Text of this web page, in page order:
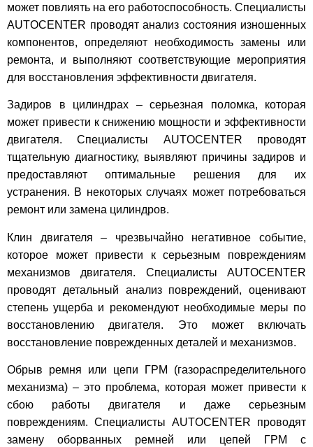
может повлиять на его работоспособность. Специалисты
AUTOCENTER проводят анализ состояния изношенных
компонентов, определяют необходимость замены или
ремонта, и выполняют соответствующие мероприятия
для восстановления эффективности двигателя.
Задиров в цилиндрах – серьезная поломка, которая
может привести к снижению мощности и эффективности
двигателя. Специалисты AUTOCENTER проводят
тщательную диагностику, выявляют причины задиров и
предоставляют оптимальные решения для их
устранения. В некоторых случаях может потребоваться
ремонт или замена цилиндров.
Клин двигателя – чрезвычайно негативное событие,
которое может привести к серьезным повреждениям
механизмов двигателя. Специалисты AUTOCENTER
проводят детальный анализ повреждений, оценивают
степень ущерба и рекомендуют необходимые меры по
восстановлению двигателя. Это может включать
восстановление поврежденных деталей и механизмов.
Обрыв ремня или цепи ГРМ (газораспределительного
механизма) – это проблема, которая может привести к
сбою работы двигателя и даже серьезным
повреждениям. Специалисты AUTOCENTER проводят
замену оборванных ремней или цепей ГРМ с